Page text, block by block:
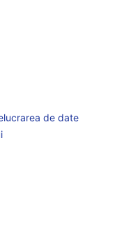
de date